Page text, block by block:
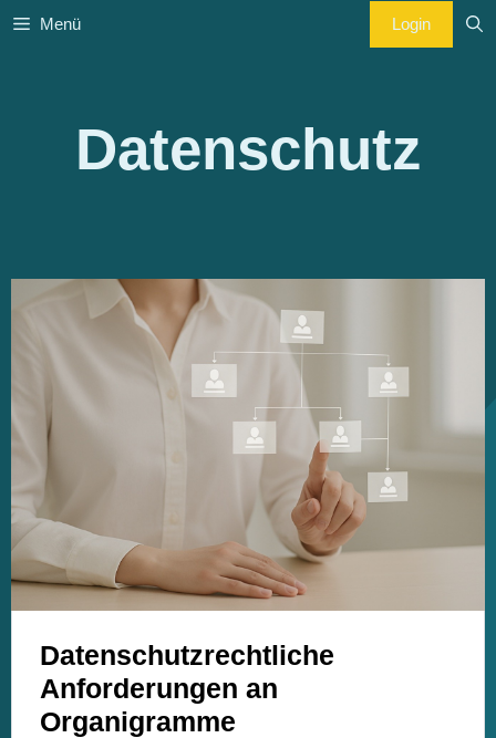
Zum
Menü Login
Datenschutz
Datenschutzrechtliche
Anforderungen an
Organigramme